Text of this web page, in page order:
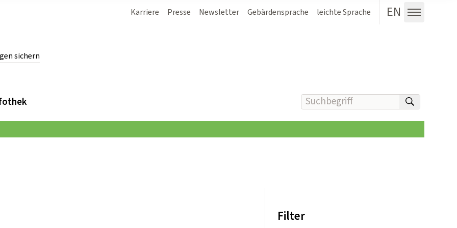
sichern
Karriere Presse Newsletter Gebärdensprache leichte Sprache EN
Menü
Suchbegriff(e) eingeben
Filter